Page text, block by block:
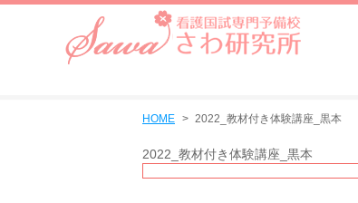
HOME 2022_教材付き体験講座_黒本
2022_教材付き体験講座_黒本